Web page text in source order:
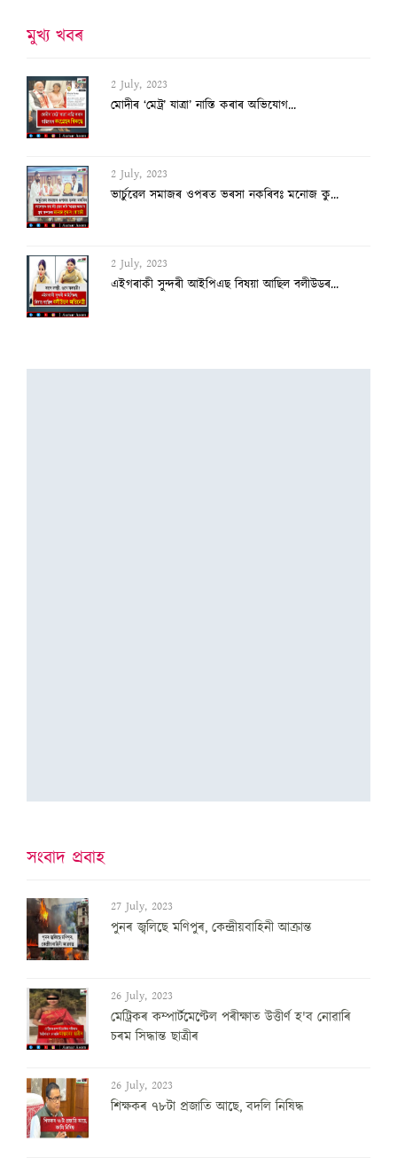
মুখ্য খবৰ
2 July, 2023
ভাৰ্চুৱেল সমাজৰ ওপৰত ভৰসা নকৰিবঃ মনোজ কু...
2 July, 2023
এইগৰাকী সুন্দৰী আইপিএছ বিষয়া আছিল বলীউডৰ...
2 July, 2023
বিবাহৰ ১১ বছৰৰ পাছত কন্যা সন্তানৰ পিতৃ হ...
জীৱাণু সংক্ৰমণত সংজ্ঞা হেৰুৱাই চিকিৎসাধী...
সংবাদ প্ৰবাহ
27 July, 2023
পুনৰ জ্বলিছে মণিপুৰ, কেন্দ্ৰীয়বাহিনী আক্ৰান্ত
26 July, 2023
মেট্ৰিকৰ কম্পাৰ্টমেণ্টেল পৰীক্ষাত উত্তীৰ্ণ হ'ব নোৱাৰি
চৰম সিদ্ধান্ত ছাত্ৰীৰ
26 July, 2023
শিক্ষকৰ ৭৮টা প্ৰজাতি আছে, বদলি নিষিদ্ধ